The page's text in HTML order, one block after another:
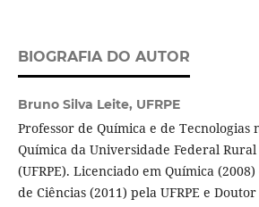
BIOGRAFIA DO AUTOR
Bruno Silva Leite, UFRPE
Professor de Química e de Tecnologias
Química da Universidade Federal
(UFRPE). Licenciado em Química
de Ciências (2011) pela UFRPE e